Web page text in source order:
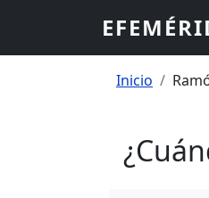
Inicio